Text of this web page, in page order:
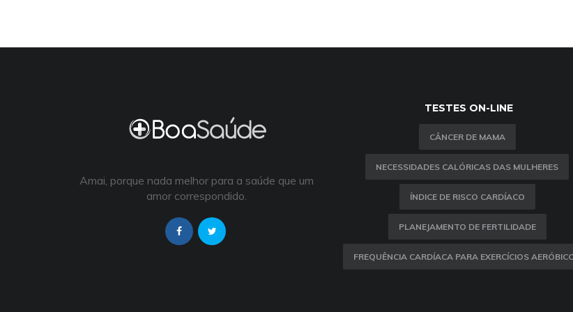
Amai, porque nada melhor para a saúde que um
amor correspondido.
TESTES ON-LINE
CÂNCER DE MAMA
NECESSIDADES CALÓRICAS DAS MULHERES
ÍNDICE DE RISCO CARDÍACO
PLANEJAMENTO DE FERTILIDADE
FREQUÊNCIA CARDÍACA PARA EXERCÍCIOS